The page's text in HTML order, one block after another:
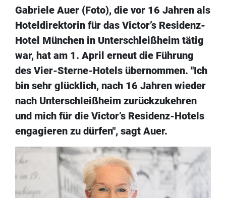
Gabriele Auer (Foto), die vor 16 Jahren als
Hoteldirektorin für das Victor’s Residenz-
Hotel München in Unterschleißheim tätig
war, hat am 1. April erneut die Führung
des Vier-Sterne-Hotels übernommen. "Ich
bin sehr glücklich, nach 16 Jahren wieder
nach Unterschleißheim zurückzukehren
und mich für die Victor’s Residenz-Hotels
engagieren zu dürfen", sagt Auer.